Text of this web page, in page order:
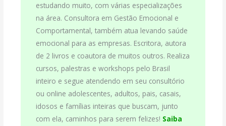
estudando muito, com várias especializações
na área. Consultora em Gestão Emocional e
Comportamental, também atua levando saúde
emocional para as empresas. Escritora, autora
de 2 livros e coautora de muitos outros. Realiza
cursos, palestras e workshops pelo Brasil
inteiro e segue atendendo em seu consultório
ou online adolescentes, adultos, pais, casais,
idosos e famílias inteiras que buscam, junto
com ela, caminhos para serem felizes! Saiba